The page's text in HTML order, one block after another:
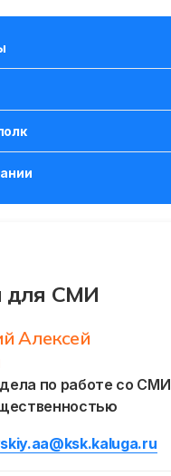
для СМИ
Алексей
по работе со СМИ